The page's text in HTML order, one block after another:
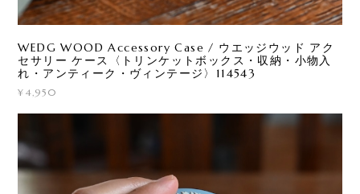
WEDG WOOD Accessory Case / ウエッジウッド アク
セサリー ケース〈トリンケットボックス・収納・小物入
れ・アンティーク・ヴィンテージ〉114543
¥4,950